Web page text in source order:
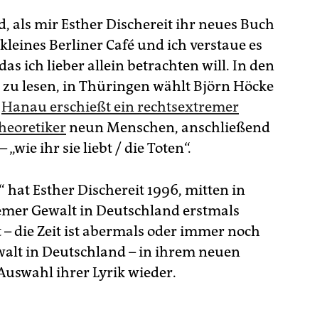
als mir Esther Dischereit ihr neues Buch
Berliner Café und ich verstaue es
ich lieber allein betrachten will. In den
lesen, in Thüringen wählt Björn Höcke
Hanau erschießt ein rechtsextremer
neun Menschen, anschließend
ihr sie liebt / die Toten“.
hat Esther Dischereit 1996, mitten in
Gewalt in Deutschland erstmals
die Zeit ist abermals oder immer noch
in Deutschland – in ihrem neuen
ihrer Lyrik wieder.